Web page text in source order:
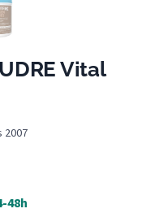
Vital
2007
48h